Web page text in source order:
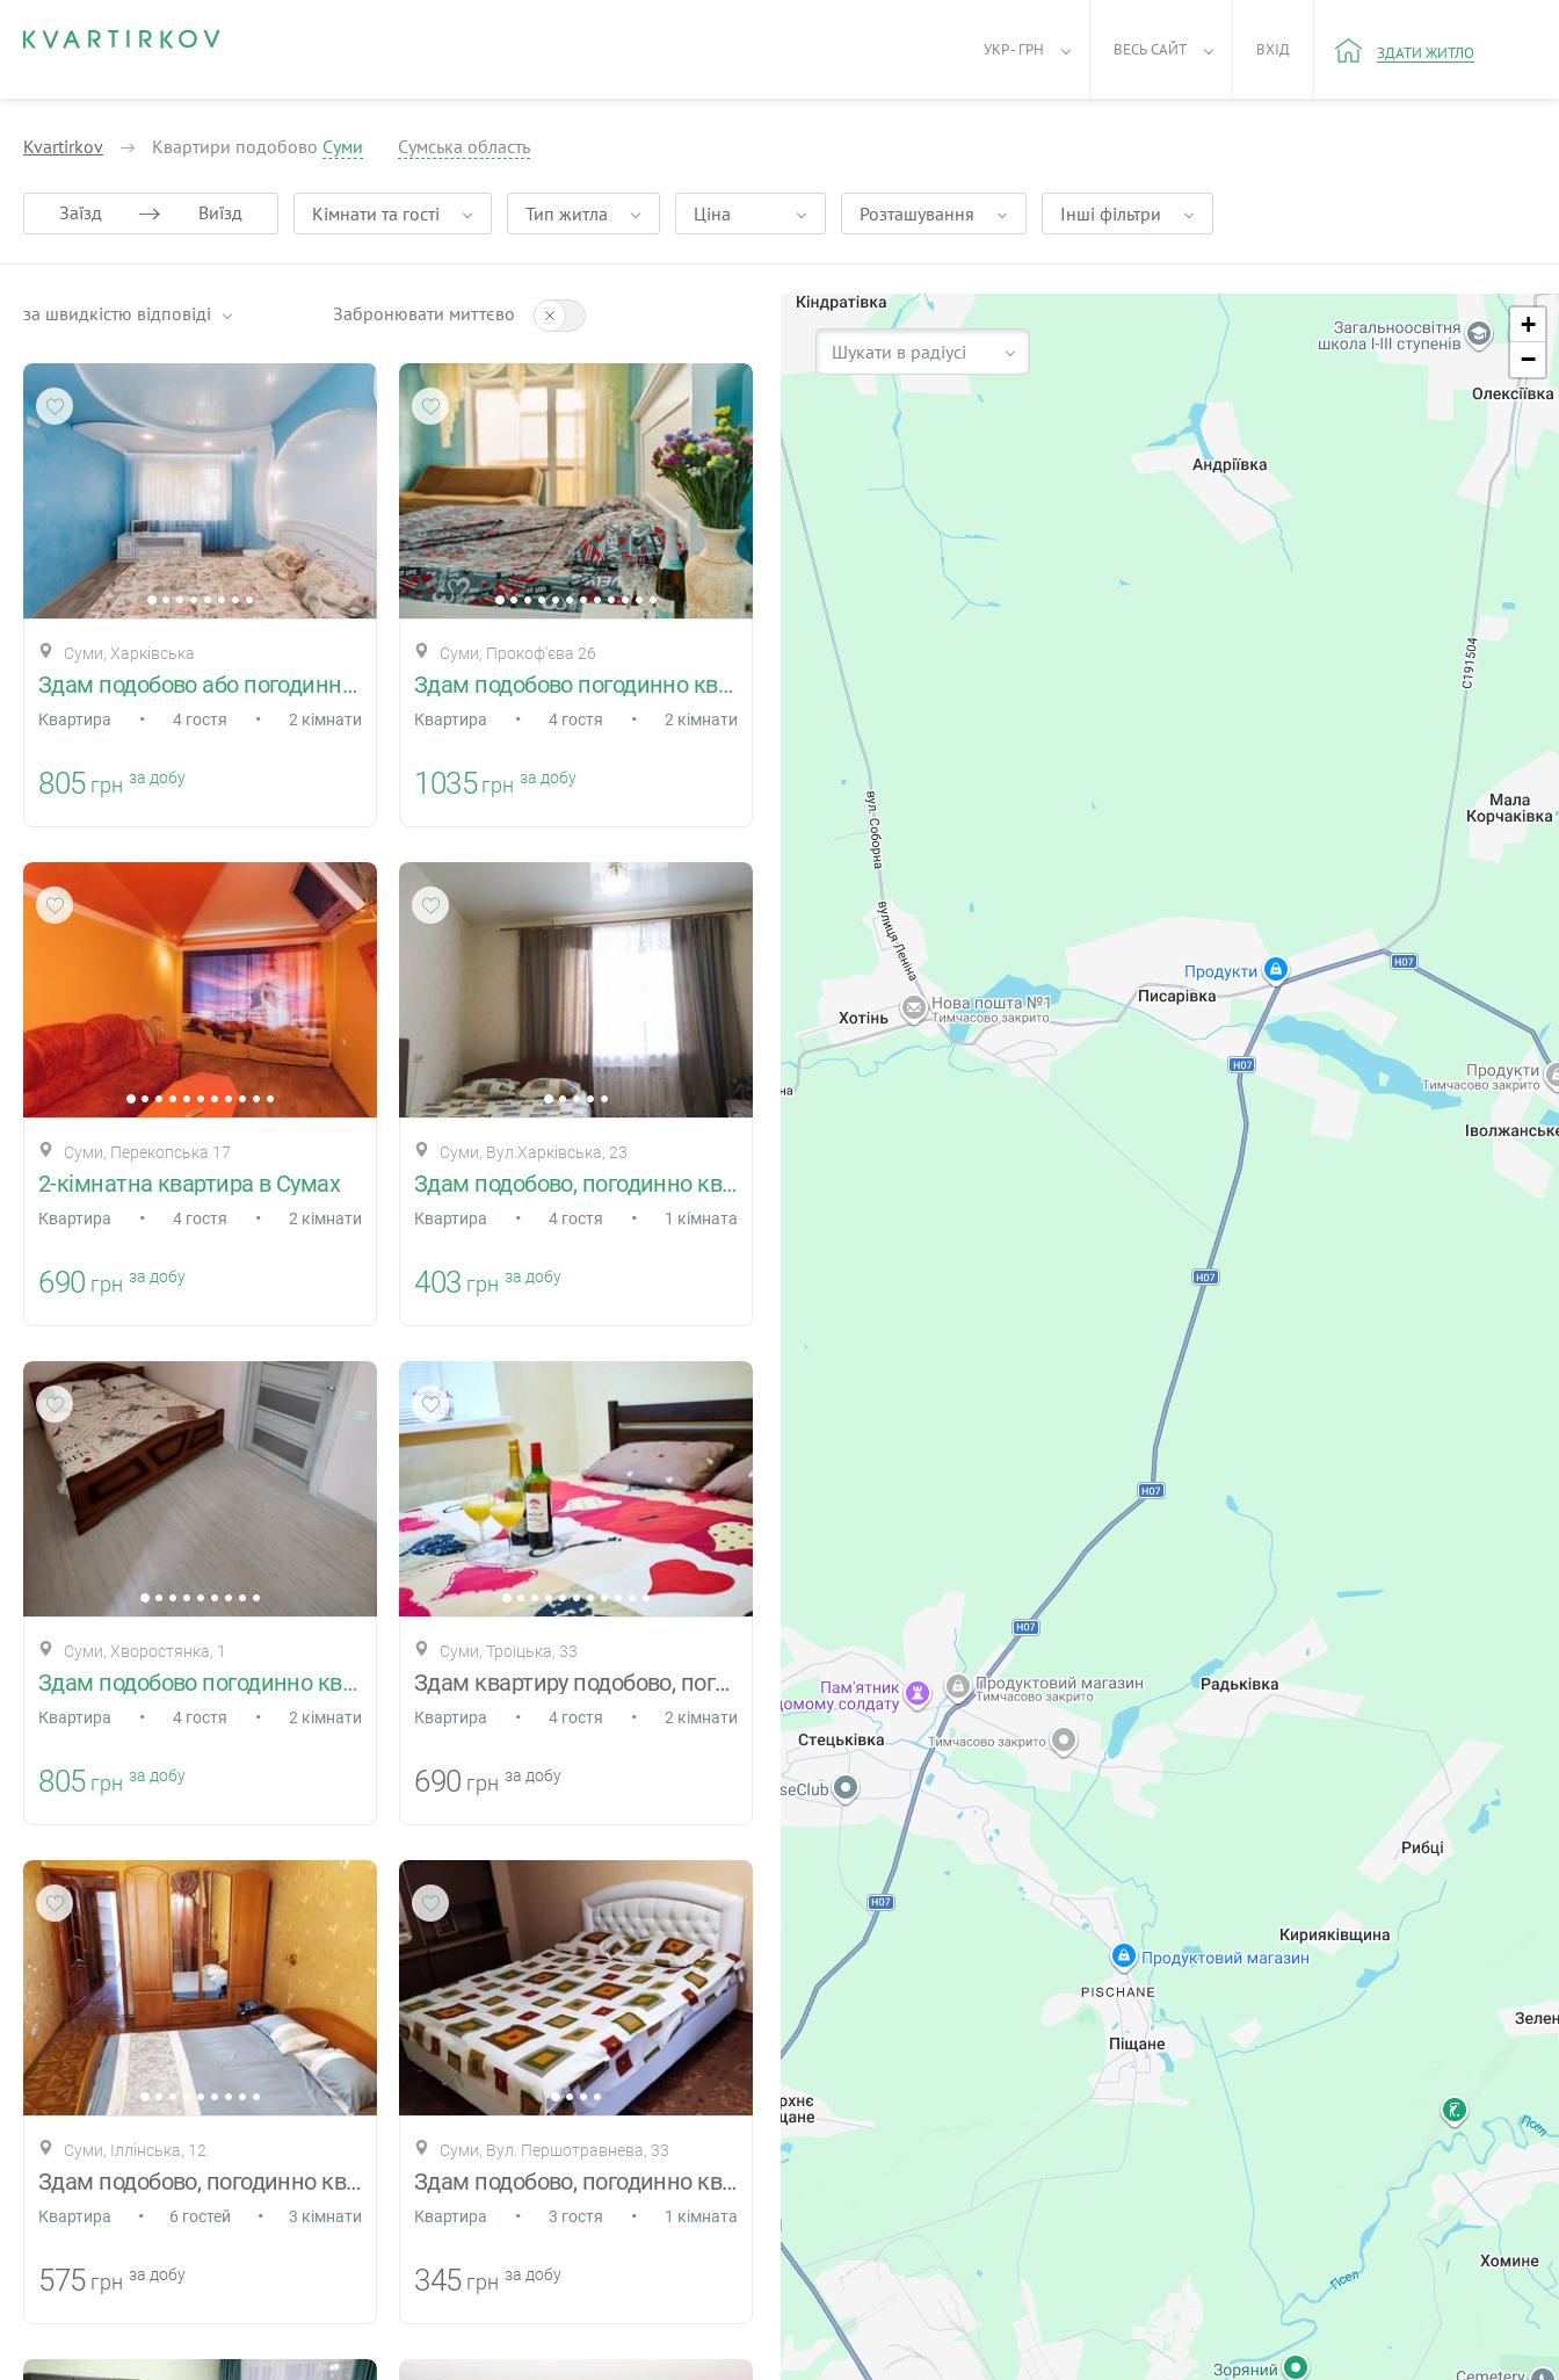
УКР - ГРН ВЕСЬ САЙТ ВХІД ЗДАТИ ЖИТЛО
Kvartirkov Квартири подобово Суми Сумська область
Заїзд Виїзд Кімнати та гості Тип житла Ціна Розташування Інші фільтри
за швидкістю відповіді Забронювати миттєво
Суми, Харківська
Здам подобово або погодинної квартиру
Квартира • 4 гостя • 2 кімнати
805 грн за добу
Суми, Прокоф'єва 26
Здам подобово погодинно квартиру Суми
Квартира • 4 гостя • 2 кімнати
1035 грн за добу
Суми, Перекопська 17
2-кімнатна квартира в Сумах
Квартира • 4 гостя • 2 кімнати
690 грн за добу
Суми, Вул.Харківська, 23
Здам подобово, погодинно квартиру Суми
Квартира • 4 гостя • 1 кімната
403 грн за добу
Суми, Хворостянка, 1
Здам подобово погодинно квартиру Суми
Квартира • 4 гостя • 2 кімнати
805 грн за добу
Суми, Троїцька, 33
Здам квартиру подобово, погодинно Суми
Квартира • 4 гостя • 2 кімнати
690 грн за добу
Суми, Іллінська, 12
Здам подобово, погодинно квартиру Суми
Квартира • 6 гостей • 3 кімнати
575 грн за добу
Суми, Вул. Першотравнева, 33
Здам подобово, погодинно квартиру Суми
Квартира • 3 гостя • 1 кімната
345 грн за добу
Шукати в радіусі
+
−